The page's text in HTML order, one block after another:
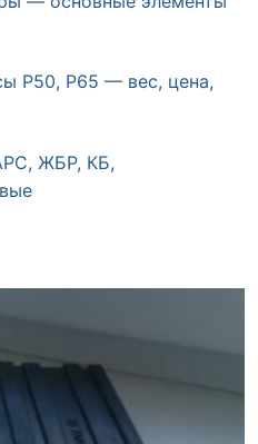
Р50, Р65 — вес, цена,
ЖБР, КБ,